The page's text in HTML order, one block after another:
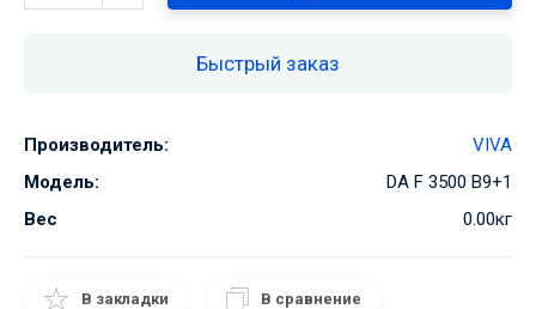
Быстрый заказ
Производитель:
VIVA
Модель:
DA F 3500 B9+1
Вес
0.00кг
В закладки В сравнение